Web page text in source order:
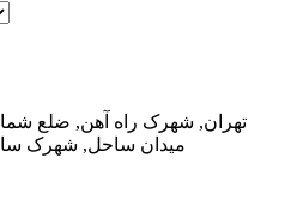
تهران, شهرک راه آهن, ضلع
میدان ساحل, شهرک